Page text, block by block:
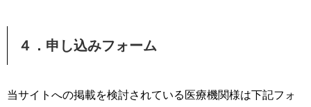
４．申し込みフォーム
当サイトへの掲載を検討されている医療機関様は下記フォ